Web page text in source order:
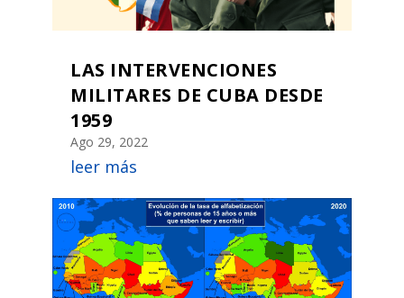
LAS INTERVENCIONES
MILITARES DE CUBA DESDE
1959
Ago 29, 2022
leer más